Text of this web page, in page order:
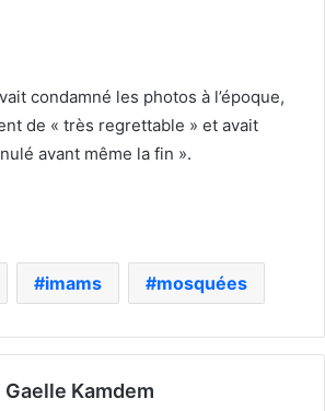
condamné les photos à l’époque,
de « très regrettable » et avait
avant même la fin ».
imams mosquées
Gaelle Kamdem